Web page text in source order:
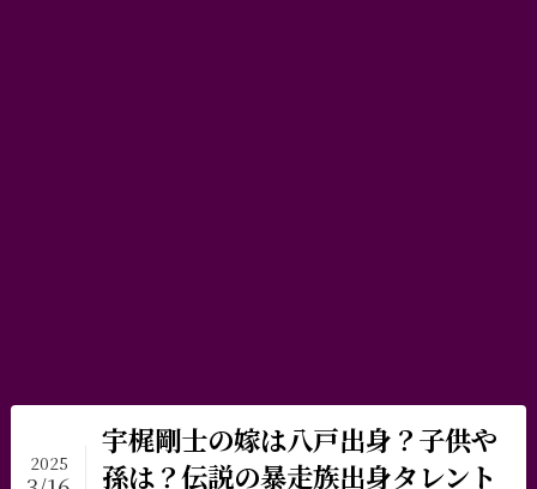
宇梶剛士の嫁は八戸出身？子供や
孫は？伝説の暴走族出身タレント
2025